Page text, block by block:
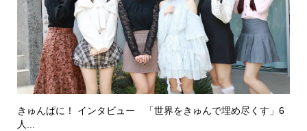
きゅんぱに！ インタビュー 「世界をきゅんで埋め尽くす」6
人...